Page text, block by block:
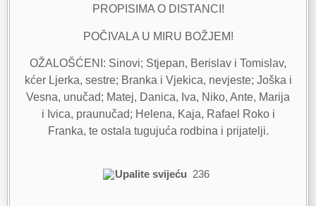
PROPISIMA O DISTANCI!
POČIVALA U MIRU BOŽJEM!
OŽALOŠĆENI: Sinovi; Stjepan, Berislav i Tomislav,
kćer Ljerka, sestre; Branka i Vjekica, nevjeste; Joška i
Vesna, unučad; Matej, Danica, Iva, Niko, Ante, Marija
i Ivica, praunučad; Helena, Kaja, Rafael Roko i
Franka, te ostala tugujuća rodbina i prijatelji.
Upalite svijeću 236